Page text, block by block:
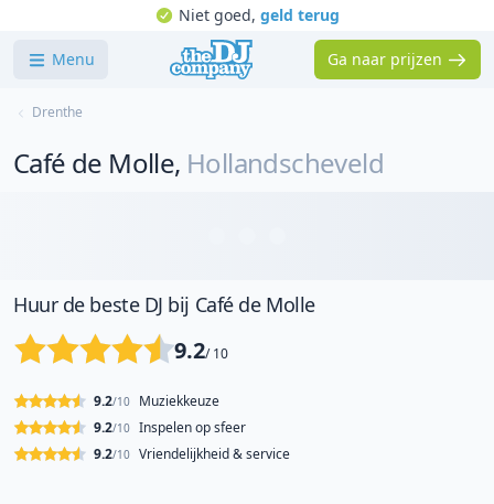
Niet goed, geld terug
Menu Ga naar prijzen
Drenthe
Café de Molle, Hollandscheveld
Huur de beste DJ bij Café de Molle
9.2/ 10
Muziekkeuze
9.2/10
Inspelen op sfeer
9.2/10
Vriendelijkheid & service
9.2/10